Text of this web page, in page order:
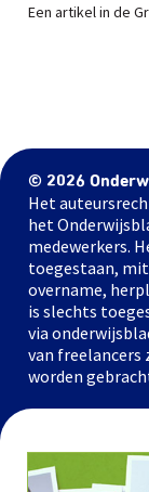
Een artikel in de
© 2026
Het
het
medewerkers.
toegestaan,
overname,
is slechts
via
van freelancers
worden